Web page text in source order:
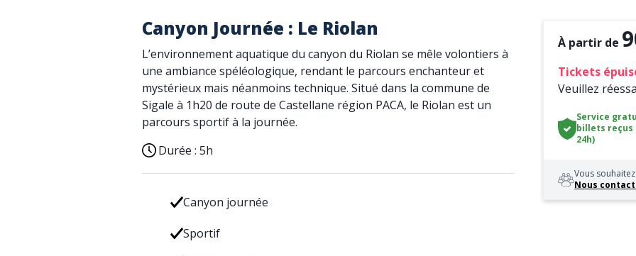
Canyon Journée : Le Riolan
L’environnement aquatique du canyon du Riolan se mêle volontiers à
une ambiance spéléologique, rendant le parcours enchanteur et
mystérieux mais néanmoins technique. Situé dans la commune de
Sigale à 1h20 de route de Castellane région PACA, le Riolan est un
parcours sportif à la journée.
Durée : 5h
Canyon journée
Sportif
À partir de
Tickets
Veuillez
Service
billets reçus
24h)
Vous
Nous